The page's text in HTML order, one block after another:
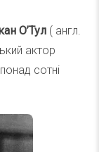
О’Тул ( англ.
актор
сотні